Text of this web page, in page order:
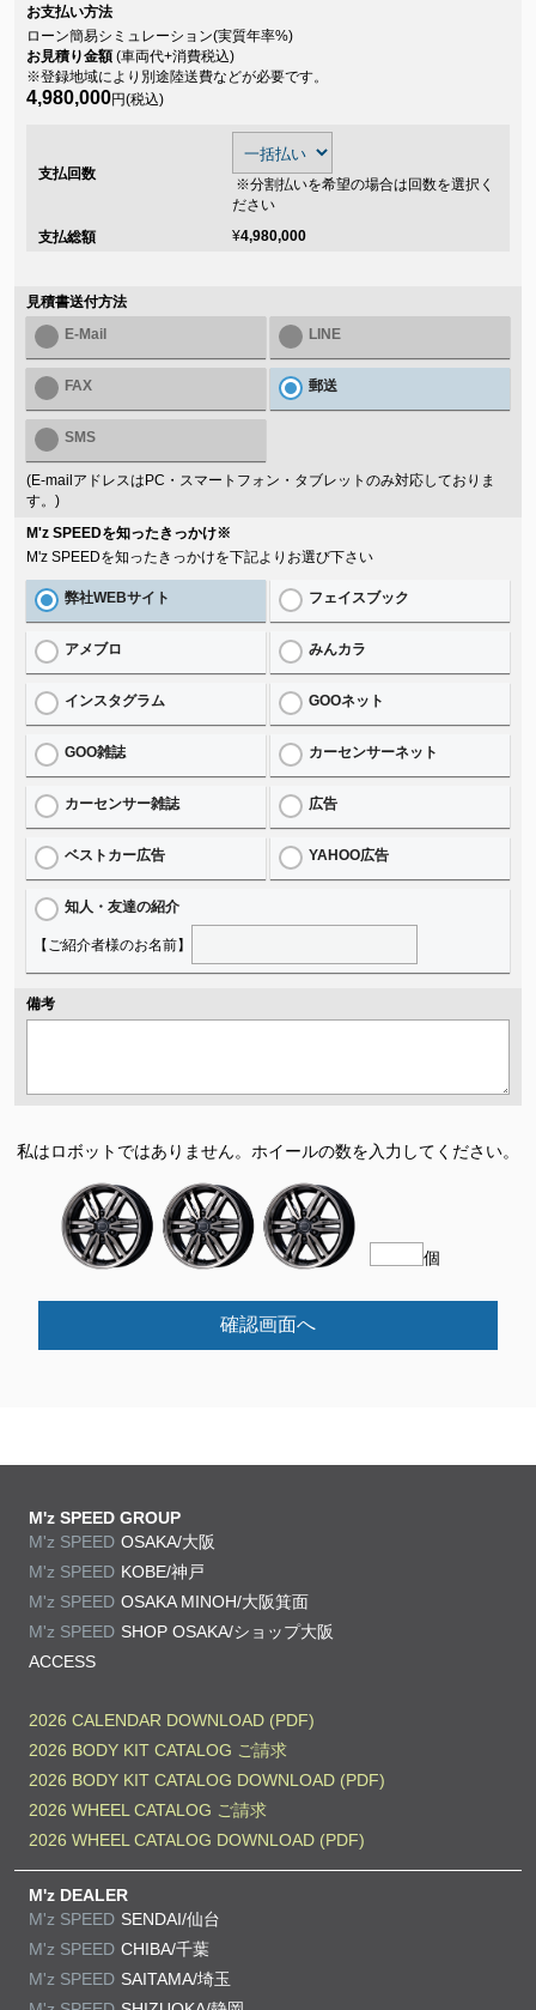
お支払い方法
ローン簡易シミュレーション(実質年率%)
お見積り金額(車両代+消費税込)
※登録地域により別途陸送費などが必要です。
4,980,000円(税込)
支払回数
※分割払いを希望の場合は回数を選択く
ださい
支払総額
¥4,980,000
見積書送付方法
E-Mail
LINE
FAX 郵送
SMS
(E-mailアドレスはPC・スマートフォン・タブレットのみ対応しておりま
す。)
M'z SPEEDを知ったきっかけ※
M'z SPEEDを知ったきっかけを下記よりお選び下さい
弊社WEBサイト フェイスブック
アメブロ みんカラ
インスタグラム GOOネット
GOO雑誌 カーセンサーネット
カーセンサー雑誌 広告
ベストカー広告 YAHOO広告
知人・友達の紹介
【ご紹介者様のお名前】
備考
私はロボットではありません。 ホイールの数を入力してください。
個
確認画面へ
M'z SPEED GROUP
M'z SPEED OSAKA/大阪
M'z SPEED KOBE/神戸
M'z SPEED OSAKA MINOH/大阪箕面
M'z SPEED SHOP OSAKA/ショップ大阪
ACCESS
2026 CALENDAR DOWNLOAD (PDF)
2026 BODY KIT CATALOG ご請求
2026 BODY KIT CATALOG DOWNLOAD (PDF)
2026 WHEEL CATALOG ご請求
2026 WHEEL CATALOG DOWNLOAD (PDF)
M'z DEALER
M'z SPEED SENDAI/仙台
M'z SPEED CHIBA/千葉
M'z SPEED SAITAMA/埼玉